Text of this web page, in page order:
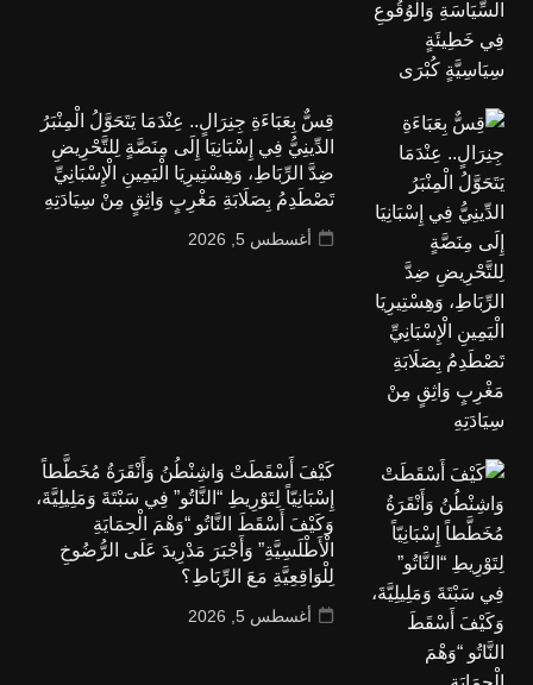
قِسٌّ بِعَبَاءَةِ جِنِرَالٍ.. عِنْدَمَا يَتَحَوَّلُ الْمِنْبَرُ
الدِّينِيُّ فِي إِسْبَانِيَا إِلَى مِنَصَّةٍ لِلتَّحْرِيضِ
ضِدَّ الرِّبَاطِ، وَهِسْتِيرِيَا الْيَمِينِ الْإِسْبَانِيِّ
تَصْطَدِمُ بِصَلَابَةِ مَغْرِبٍ وَاثِقٍ مِنْ سِيَادَتِهِ
أغسطس 5, 2026
كَيْفَ أَسْقَطَتْ وَاشِنْطُنُ وَأَنْقَرَةُ مُخَطَّطاً
إِسْبَانِيّاً لِتَوْرِيطِ “النَّاتُو” فِي سَبْتَةَ وَمَلِيلِيَّةَ،
وَكَيْفَ أَسْقَطَ النَّاتُو “وَهْمَ الْحِمَايَةِ
الْأَطْلَسِيَّةِ” وَأَجْبَرَ مَدْرِيدَ عَلَى الرُّضُوخِ
لِلْوَاقِعِيَّةِ مَعَ الرِّبَاطِ؟
أغسطس 5, 2026